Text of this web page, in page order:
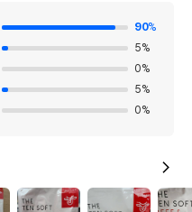
90%
5%
0%
5%
0%